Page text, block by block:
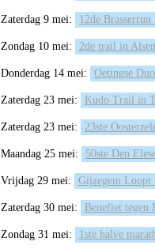
Zaterdag 9 mei: 12de
Zondag 10 mei: 2de trail in
Donderdag 14 mei: Oetingse
Zaterdag 23 mei: Kudo Trail in
Zaterdag 23 mei: 23ste
Maandag 25 mei: 50ste Den
Vrijdag 29 mei: Gijzegem
Zaterdag 30 mei: Benefiet
Zondag 31 mei: 1ste halve